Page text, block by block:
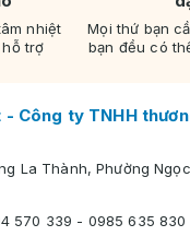
nhiệt
trợ
Mọi thứ bạn
bạn đều có
- Công ty TNHH
La Thành, Phường
570 339 - 0985 635 830